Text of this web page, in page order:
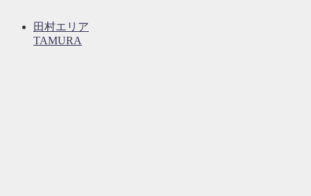
田村エリア
TAMURA